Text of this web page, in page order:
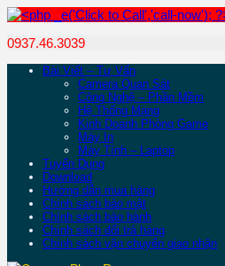
0937.46.3039
Bài Viết – Tư Vấn
Camera Quan Sát
Công Nghệ – Phần Mềm
Hệ Thống Mạng
Kinh Doanh Phòng Game
Máy In
Máy Tính – Laptop
Tuyển Dụng
Download
Hướng dẫn mua hàng
Chính sách bảo mật
Chính sách bảo hành
Chính sách đổi trả hàng
Chính sách vận chuyển giao nhận